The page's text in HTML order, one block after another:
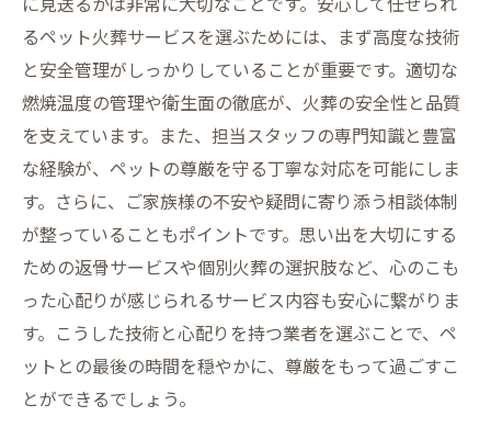
紹介
ペットの最期を見守る専門家の心配りと相談体
制の重要性
るペット火葬サービスを選ぶためには、まず高度な技術
と安全管理がしっかりしていることが重要です。適切な
燃焼温度の管理や衛生面の徹底が、火葬の安全性と品質
を支えています。また、担当スタッフの専門知識と豊富
な経験が、ペットの尊厳を守る丁寧な対応を可能にしま
す。さらに、ご家族様の不安や疑問に寄り添う相談体制
が整っていることもポイントです。思い出を大切にする
ための返骨サービスや個別火葬の選択肢など、心のこも
った心配りが感じられるサービス内容も安心に繋がりま
す。こうした技術と心配りを持つ業者を選ぶことで、ペ
ットとの最後の時間を穏やかに、尊厳をもって過ごすこ
とができるでしょう。